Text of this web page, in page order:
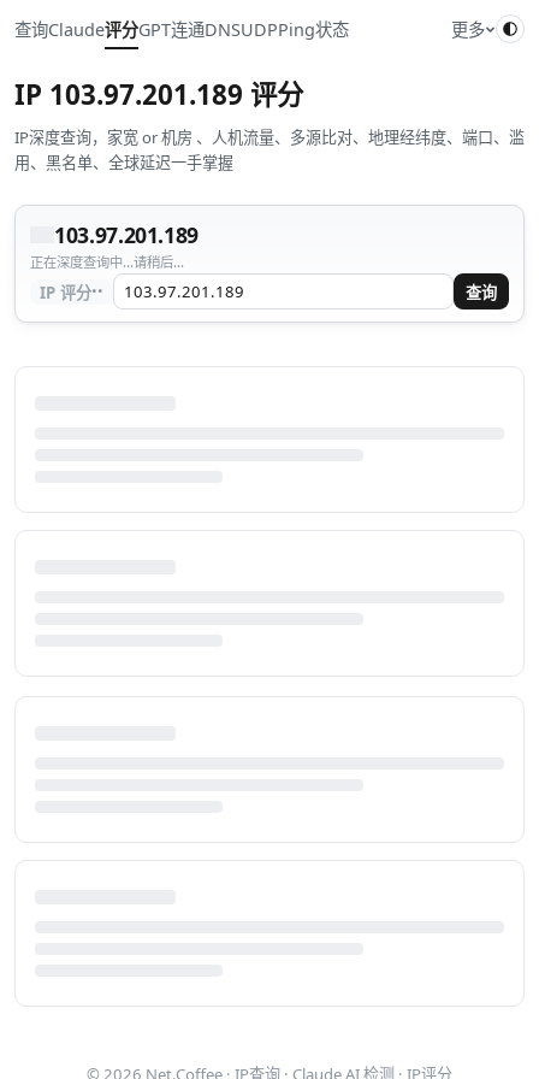
查询Claude评分GPT连通DNSUDPPing状态 更多
IP 103.97.201.189 评分
IP深度查询，家宽 or 机房 、人机流量、多源比对、地理经纬度、端口、滥
用、黑名单、全球延迟一手掌握
103.97.201.189
正在深度查询中...请稍后...
IP 评分·· 查询
© 2026 Net.Coffee · IP查询 · Claude AI 检测 · IP评分